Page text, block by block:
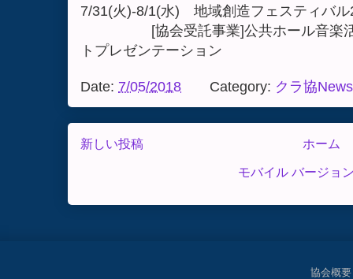
7/31(火)-8/1(水) 地域創造フェスティバル
[協会受託事業]公共ホール音楽活性
トプレゼンテーション
Date: 7/05/2018 Category: クラ協News
新しい投稿 ホーム
モバイル バージョ
協会概要